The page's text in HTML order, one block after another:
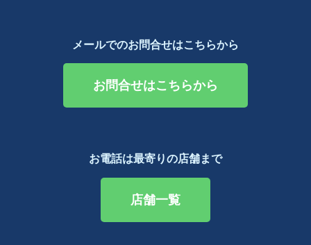
メールでのお問合せはこちらから
お問合せはこちらから
お電話は最寄りの店舗まで
店舗一覧